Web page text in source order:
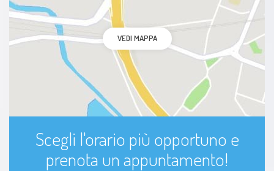
VEDI MAPPA
Scegli l'orario più opportuno e
prenota un appuntamento!